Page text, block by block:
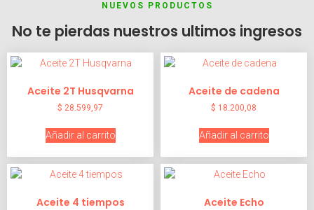
NUEVOS PRODUCTOS
No te pierdas nuestros ultimos ingresos
Aceite 2T Husqvarna
$ 28.599,97
Añadir al carrito
Aceite de cadena
$ 18.200,08
Añadir al carrito
Aceite 4 tiempos Aceite Echo